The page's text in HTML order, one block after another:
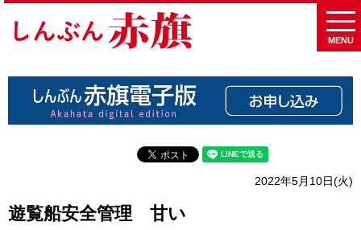
MENU
2022年5月10日(火)
遊覧船安全管理 甘い